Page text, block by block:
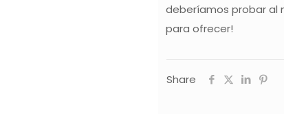
deberíamos probar al
para ofrecer!
Share